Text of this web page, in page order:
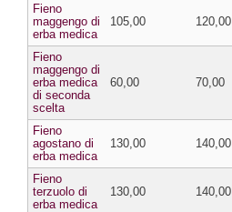
Fieno
maggengo di
erba medica
105,00 120,00
Fieno
maggengo di
erba medica
di seconda
scelta
60,00 70,00
Fieno
agostano di
erba medica
130,00 140,00
Fieno
terzuolo di
erba medica
130,00 140,00